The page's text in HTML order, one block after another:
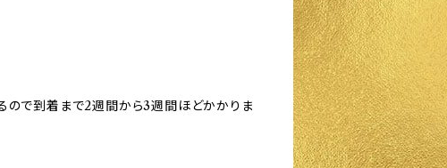
ので到着まで2週間から3週間ほどかかりま